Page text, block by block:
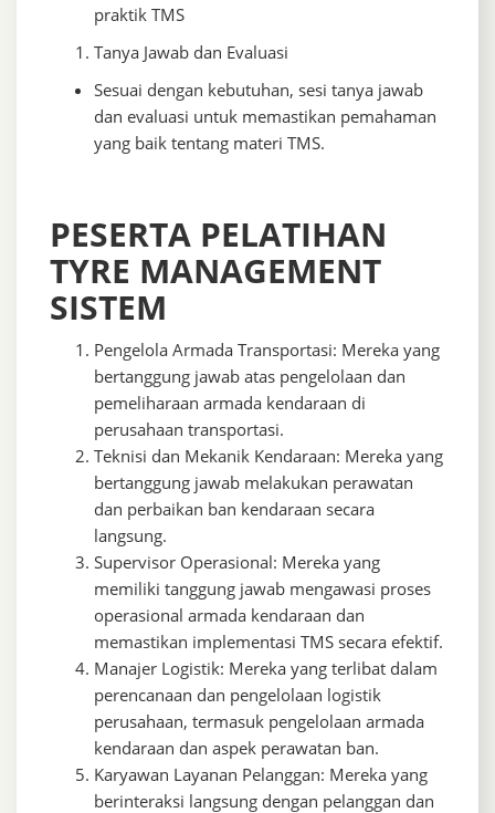
praktik TMS
Tanya Jawab dan Evaluasi
Sesuai dengan kebutuhan, sesi tanya jawab
dan evaluasi untuk memastikan pemahaman
yang baik tentang materi TMS.
PESERTA PELATIHAN
TYRE MANAGEMENT
SISTEM
Pengelola Armada Transportasi: Mereka yang
bertanggung jawab atas pengelolaan dan
pemeliharaan armada kendaraan di
perusahaan transportasi.
Teknisi dan Mekanik Kendaraan: Mereka yang
bertanggung jawab melakukan perawatan
dan perbaikan ban kendaraan secara
langsung.
Supervisor Operasional: Mereka yang
memiliki tanggung jawab mengawasi proses
operasional armada kendaraan dan
memastikan implementasi TMS secara efektif.
Manajer Logistik: Mereka yang terlibat dalam
perencanaan dan pengelolaan logistik
perusahaan, termasuk pengelolaan armada
kendaraan dan aspek perawatan ban.
Karyawan Layanan Pelanggan: Mereka yang
berinteraksi langsung dengan pelanggan dan